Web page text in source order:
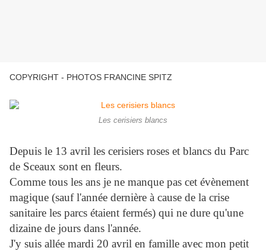
COPYRIGHT - PHOTOS FRANCINE SPITZ
Les cerisiers blancs
Depuis le 13 avril les cerisiers roses et blancs du Parc
de Sceaux sont en fleurs.
Comme tous les ans je ne manque pas cet évènement
magique (sauf l'année dernière à cause de la crise
sanitaire les parcs étaient fermés) qui ne dure qu'une
dizaine de jours dans l'année.
J'y suis allée mardi 20 avril en famille avec mon petit